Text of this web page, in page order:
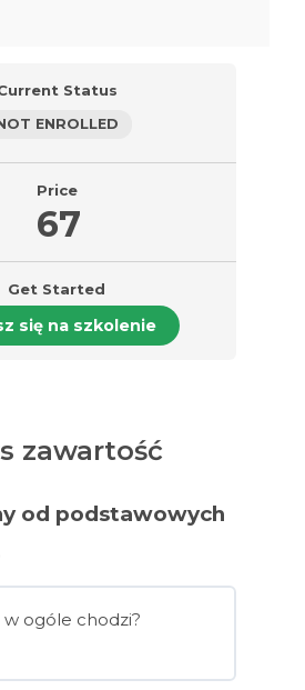
Status
ENROLLED
Price
67
Get Started
się na szkolenie
zawartość
od podstawowych
w ogóle chodzi?